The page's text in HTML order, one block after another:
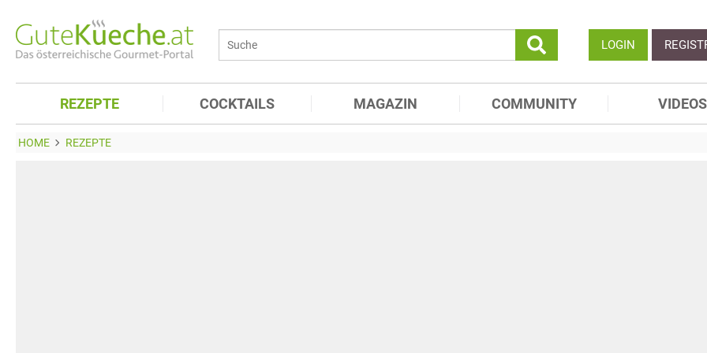
LOGIN
REZEPTE COCKTAILS MAGAZIN COMMUNITY VIDEOS
HOME REZEPTE